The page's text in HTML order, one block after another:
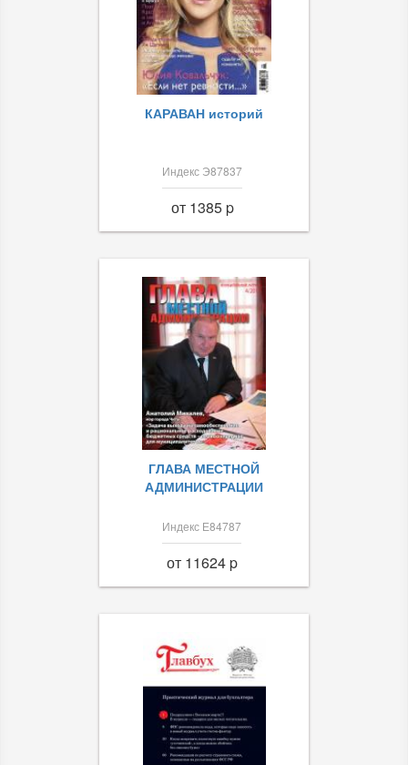
КАРАВАН историй
Индекс Э87837
от 1385 p
ГЛАВА МЕСТНОЙ
АДМИНИСТРАЦИИ
Индекс Е84787
от 11624 p